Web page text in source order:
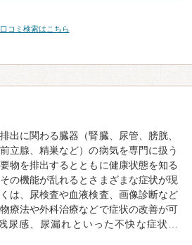
口コミ検索はこちら
出に関わる臓器（腎臓、尿管、膀胱、
立腺、精巣など）の病気を専門に扱う
物を排出するとともに健康状態を知る
の機能が乱れるとさまざまな症状が現
は、尿検査や血液検査、画像診断など
療法や外科治療などで症状の改善が可
尿感、尿漏れといった不快な症状…